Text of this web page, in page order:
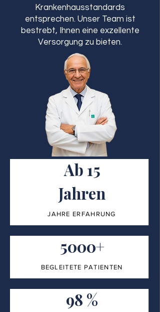
Krankenhausstandards
entsprechen. Unser Team ist
bestrebt, Ihnen eine exzellente
Versorgung zu bieten.
Ab 15
Jahren
JAHRE ERFAHRUNG
5000+
BEGLEITETE PATIENTEN
98 %